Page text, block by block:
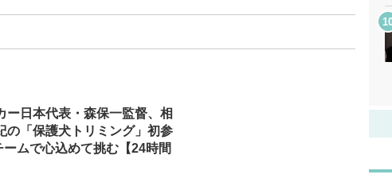
ー日本代表・森保一監督、相
の「保護犬トリミング」初参
ームで心込めて挑む【24時間